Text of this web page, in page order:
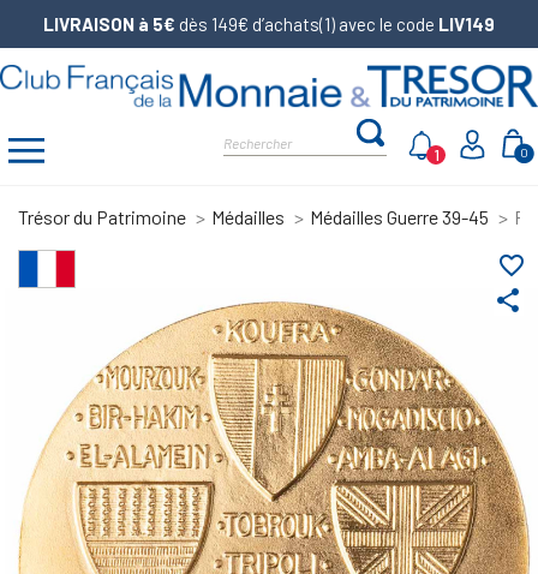
LIVRAISON à 5€ dès 149€ d’achats(1) avec le code LIV149
0
1
Trésor du Patrimoine Médailles Médailles Guerre 39-45
share
favorite_border